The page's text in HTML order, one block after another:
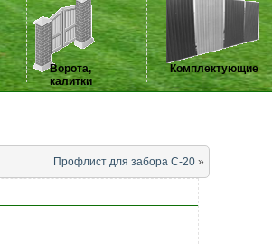
Ворота,
калитки
Комплектующие
Профлист для забора С-20 »